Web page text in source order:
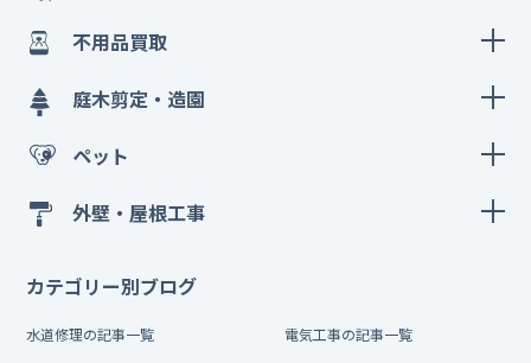
不用品買取
庭木剪定・造園
ペット
外壁・屋根工事
カテゴリー別ブログ
水道修理の記事一覧 電気工事の記事一覧